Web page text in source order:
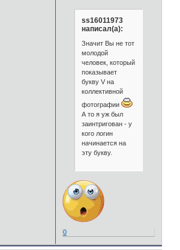
ss16011973
написал(а):
Значит Вы не тот
молодой
человек, который
показывает
букву V на
коллективной
фотографии
А то я уж был
заинтригован - у
кого логин
начинается на
эту букву.
0